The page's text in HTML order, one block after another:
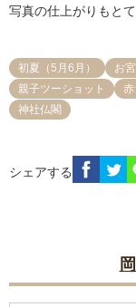
写真の仕上がりもとて
初夏（5月6月） お
親子ツーショット
神社仏閣
シェアする